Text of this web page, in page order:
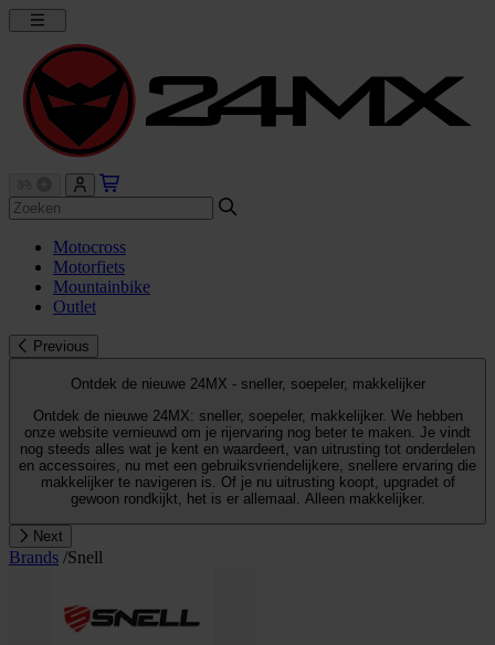
Motocross
Motorfiets
Mountainbike
Outlet
Previous
Ontdek de nieuwe 24MX - sneller, soepeler, makkelijker
Ontdek de nieuwe 24MX: sneller, soepeler, makkelijker. We hebben
onze website vernieuwd om je rijervaring nog beter te maken. Je vindt
nog steeds alles wat je kent en waardeert, van uitrusting tot onderdelen
en accessoires, nu met een gebruiksvriendelijkere, snellere ervaring die
makkelijker te navigeren is. Of je nu uitrusting koopt, upgradet of
gewoon rondkijkt, het is er allemaal. Alleen makkelijker.
Next
Brands /Snell